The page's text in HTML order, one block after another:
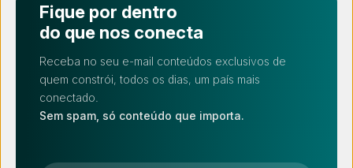
Fique por dentro
do que nos conecta
Receba no seu e-mail conteúdos exclusivos de
quem constrói, todos os dias, um país mais
conectado.
Sem spam, só conteúdo que importa.